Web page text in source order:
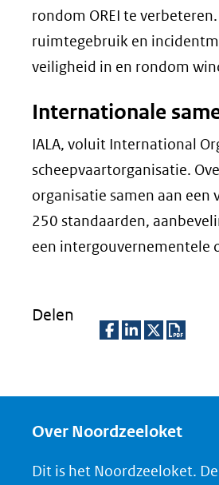
rondom OREI te
ruimtegebruik en
veiligheid in en rondom
Internationale
IALA, voluit International
scheepvaartorganisatie.
organisatie samen aan
250 standaarden,
een intergouvernementele
Delen
e
o
e
o
e
o
n
o
Over Noordzeeloket
Dit is het Noordzeeloket.